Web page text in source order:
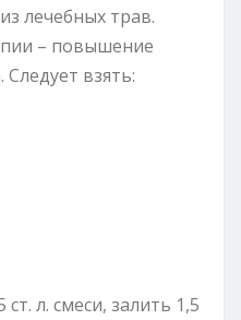
лечебных трав.
– повышение
взять:
л. смеси, залить 1,5